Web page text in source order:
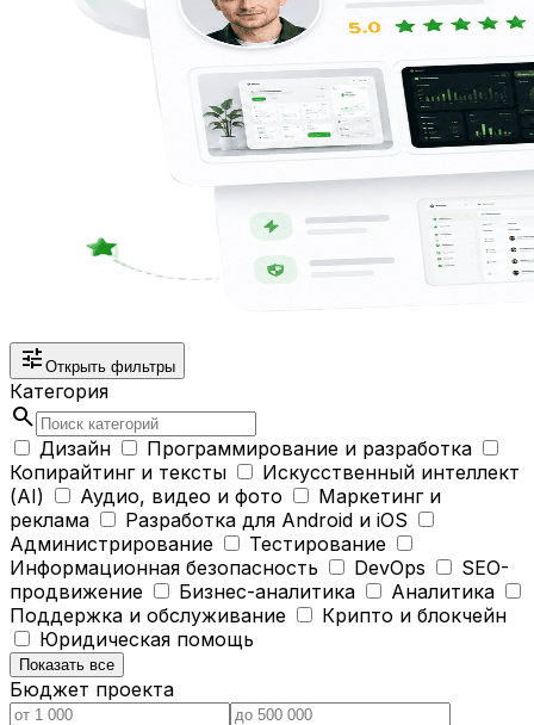
tune Открыть фильтры
Категория
search
Дизайн
Программирование и разработка
Копирайтинг и тексты
Искусственный интеллект
(AI)
Аудио, видео и фото
Маркетинг и
реклама
Разработка для Android и iOS
Администрирование
Тестирование
Информационная безопасность
DevOps
SEO-
продвижение
Бизнес-аналитика
Аналитика
Поддержка и обслуживание
Крипто и блокчейн
Юридическая помощь
Показать все
Бюджет проекта